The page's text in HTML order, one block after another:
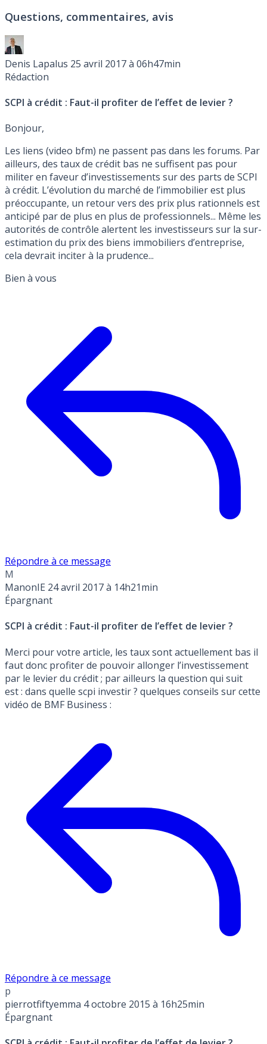
constitue un effet de levier à priori attractif. Faut-il en
Questions, commentaires, avis
Denis Lapalus 25 avril 2017 à 06h47min
Rédaction
SCPI à crédit : Faut-il profiter de l’effet de levier ?
Bonjour,
Les liens (video bfm) ne passent pas dans les forums. Par
ailleurs, des taux de crédit bas ne suffisent pas pour
militer en faveur d’investissements sur des parts de SCPI
à crédit. L’évolution du marché de l’immobilier est plus
préoccupante, un retour vers des prix plus rationnels est
anticipé par de plus en plus de professionnels... Même les
autorités de contrôle alertent les investisseurs sur la sur-
estimation du prix des biens immobiliers d’entreprise,
cela devrait inciter à la prudence...
Bien à vous
Répondre à ce message
M
ManonIE 24 avril 2017 à 14h21min
Épargnant
SCPI à crédit : Faut-il profiter de l’effet de levier ?
Merci pour votre article, les taux sont actuellement bas il
faut donc profiter de pouvoir allonger l’investissement
par le levier du crédit ; par ailleurs la question qui suit
est : dans quelle scpi investir ? quelques conseils sur cette
vidéo de BMF Business :
Répondre à ce message
p
pierrotfiftyemma 4 octobre 2015 à 16h25min
Épargnant